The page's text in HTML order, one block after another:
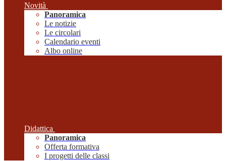
Novità
Panoramica
Le notizie
Le circolari
Calendario eventi
Albo online
Didattica
Panoramica
Offerta formativa
I progetti delle classi